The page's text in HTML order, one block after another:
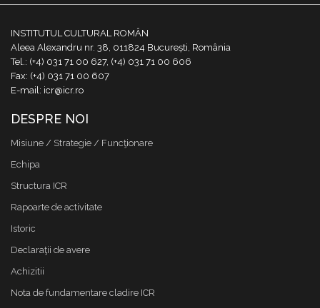
INSTITUTUL CULTURAL ROMÂN
Aleea Alexandru nr. 38, 011824 București, România
Tel.: (+4) 031 71 00 627, (+4) 031 71 00 606
Fax: (+4) 031 71 00 607
E-mail: icr@icr.ro
DESPRE NOI
Misiune / Strategie / Funcţionare
Echipa
Structura ICR
Rapoarte de activitate
Istoric
Declaraţii de avere
Achizitii
Nota de fundamentare cladire ICR